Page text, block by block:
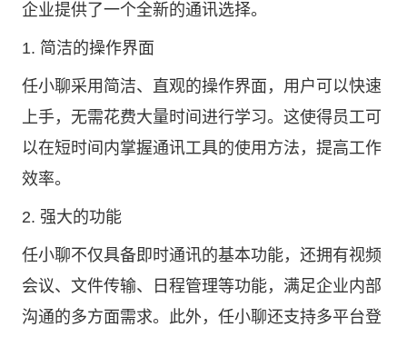
企业提供了一个全新的通讯选择。
1. 简洁的操作界面
任小聊采用简洁、直观的操作界面，用户可以快速
上手，无需花费大量时间进行学习。这使得员工可
以在短时间内掌握通讯工具的使用方法，提高工作
效率。
2. 强大的功能
任小聊不仅具备即时通讯的基本功能，还拥有视频
会议、文件传输、日程管理等功能，满足企业内部
沟通的多方面需求。此外，任小聊还支持多平台登